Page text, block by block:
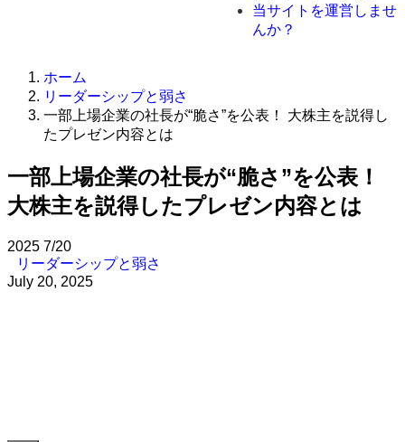
当サイトを運営しませ
んか？
ホーム
リーダーシップと弱さ
一部上場企業の社長が“脆さ”を公表！ 大株主を説得し
たプレゼン内容とは
一部上場企業の社長が“脆さ”を公表！
大株主を説得したプレゼン内容とは
2025 7/20
リーダーシップと弱さ
July 20, 2025